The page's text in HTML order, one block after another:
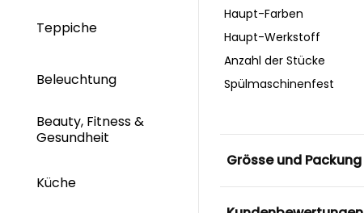
Teppiche
Beleuchtung
Beauty, Fitness &
Gesundheit
Küche
Haupt-Farben
Haupt-Werkstoff
Anzahl der Stücke
Spülmaschinenfest
Grösse und Packung